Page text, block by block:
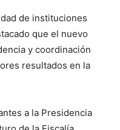
de instituciones
que el nuevo
y coordinación
resultados en la
a la Presidencia